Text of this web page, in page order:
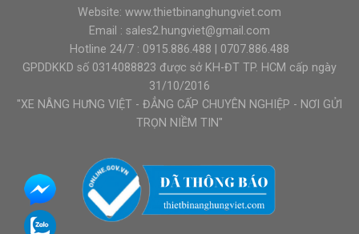
Website: www.thietbinanghungviet.com
Email : sales2.hungviet@gmail.com
Hotline 24/7 : 0915.886.488
0707.886.488
GPDDKKD số 0314088823 được sở KH-ĐT TP. HCM cấp ngày
31/10/2016
"XE NÂNG HƯNG VIỆT - ĐẲNG CẤP CHUYÊN NGHIỆP - NƠI GỬI
TRỌN NIỀM TIN"